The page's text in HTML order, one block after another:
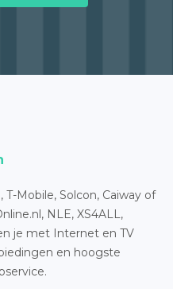
Mobile, Solcon, Caiway of
NLE, XS4ALL,
je met Internet en TV
en hoogste